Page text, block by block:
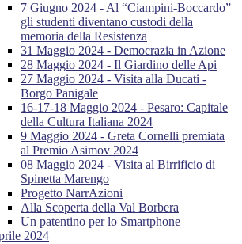
7 Giugno 2024 - Al “Ciampini-Boccardo”
gli studenti diventano custodi della
memoria della Resistenza
31 Maggio 2024 - Democrazia in Azione
28 Maggio 2024 - Il Giardino delle Api
27 Maggio 2024 - Visita alla Ducati -
Borgo Panigale
16-17-18 Maggio 2024 - Pesaro: Capitale
della Cultura Italiana 2024
9 Maggio 2024 - Greta Cornelli premiata
al Premio Asimov 2024
08 Maggio 2024 - Visita al Birrificio di
Spinetta Marengo
Progetto NarrAzioni
Alla Scoperta della Val Borbera
Un patentino per lo Smartphone
2024